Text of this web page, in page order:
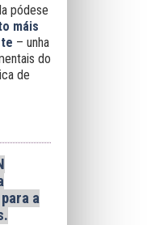
pódese
máis
– unha
do
de
a